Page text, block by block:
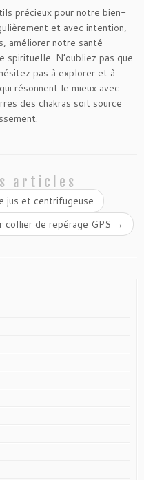
précieux pour notre bien-
et avec intention,
améliorer notre santé
N’oubliez pas que
pas à explorer et à
résonnent le mieux avec
des chakras soit source
articles
jus et centrifugeuse
collier de repérage GPS →